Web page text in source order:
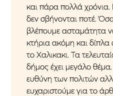
και πάρα πολλά χρόνια.
δεν σβήνονται ποτέ.
βλέπουμε ασταμάτητα
κτήρια ακόμη και
το Χαλικακι. Τα
δήμος έχει μεγάλο
ευθύνη των πολιτών
ευχαριστούμε για το